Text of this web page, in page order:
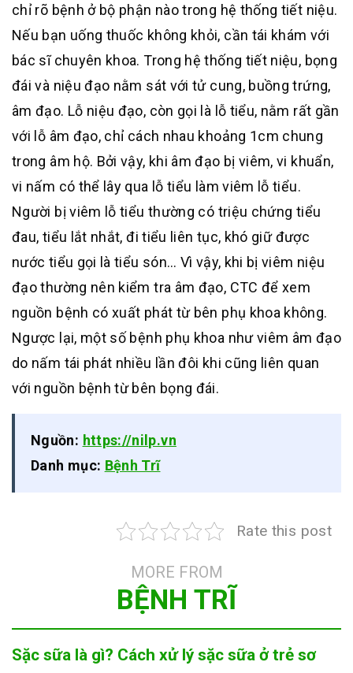
chỉ rõ bệnh ở bộ phận nào trong hệ thống tiết niệu.
Nếu bạn uống thuốc không khỏi, cần tái khám với
bác sĩ chuyên khoa. Trong hệ thống tiết niệu, bọng
đái và niệu đạo nằm sát với tử cung, buồng trứng,
âm đạo. Lỗ niệu đạo, còn gọi là lỗ tiểu, nằm rất gần
với lỗ âm đạo, chỉ cách nhau khoảng 1cm chung
trong âm hộ. Bởi vậy, khi âm đạo bị viêm, vi khuẩn,
vi nấm có thể lây qua lỗ tiểu làm viêm lỗ tiểu.
Người bị viêm lỗ tiểu thường có triệu chứng tiểu
đau, tiểu lắt nhắt, đi tiểu liên tục, khó giữ được
nước tiểu gọi là tiểu són… Vì vậy, khi bị viêm niệu
đạo thường nên kiểm tra âm đạo, CTC để xem
nguồn bệnh có xuất phát từ bên phụ khoa không.
Ngược lại, một số bệnh phụ khoa như viêm âm đạo
do nấm tái phát nhiều lần đôi khi cũng liên quan
với nguồn bệnh từ bên bọng đái.
Nguồn: https://nilp.vn
Danh mục: Bệnh Trĩ
Rate this post
MORE FROM
BỆNH TRĨ
Sặc sữa là gì? Cách xử lý sặc sữa ở trẻ sơ